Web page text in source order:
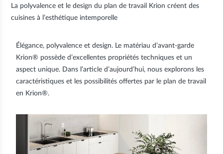
La polyvalence et le design du plan de travail Krion créent des
cuisines à l’esthétique intemporelle
Élégance, polyvalence et design. Le matériau d’avant-garde
Krion® possède d’excellentes propriétés techniques et un
aspect unique. Dans l’article d’aujourd’hui, nous explorons les
caractéristiques et les possibilités offertes par le plan de travail
en Krion®.